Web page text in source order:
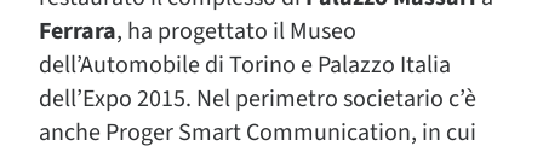
Ferrara, ha progettato il Museo
dell’Automobile di Torino e Palazzo Italia
dell’Expo 2015. Nel perimetro societario c’è
anche Proger Smart Communication, in cui